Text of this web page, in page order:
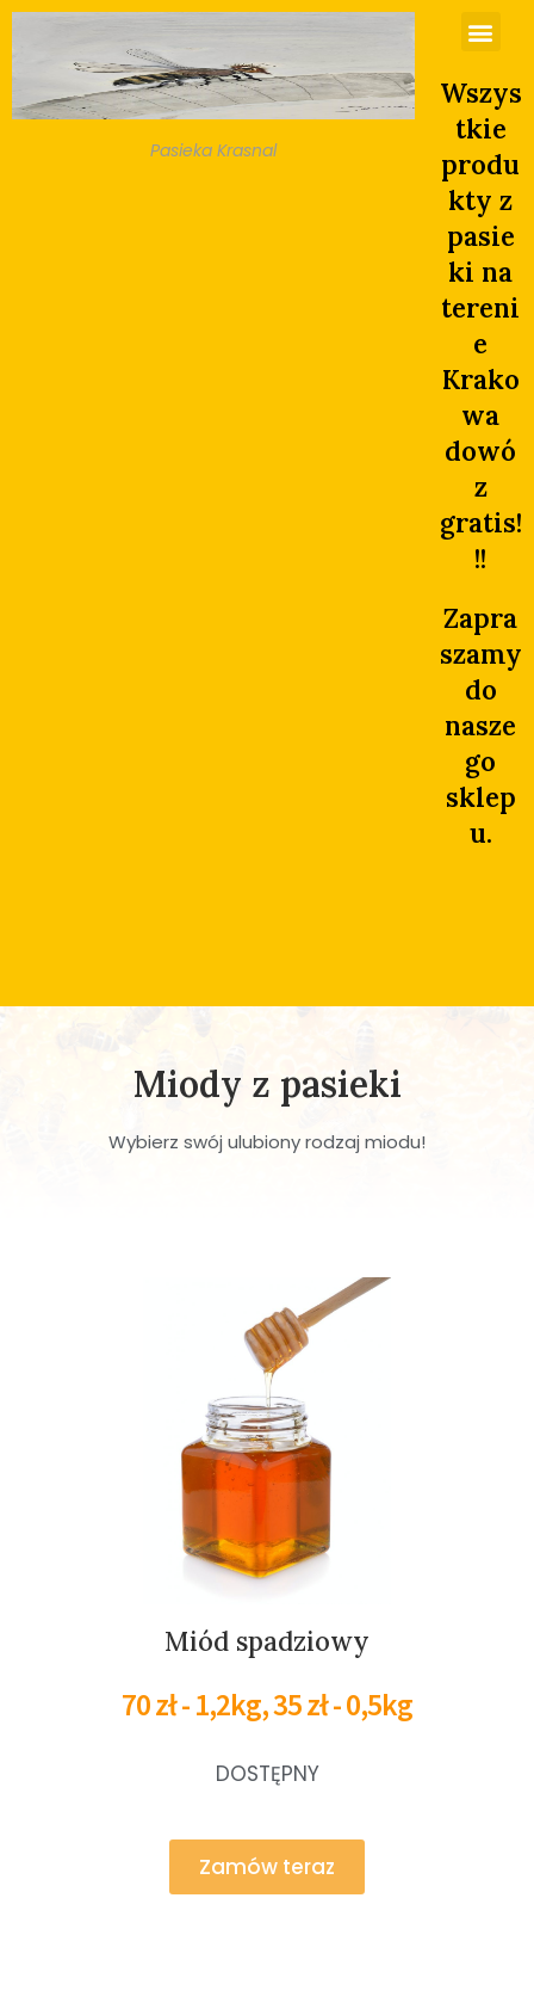
Pasieka Krasnal
Wszys
tkie
produ
kty z
pasie
ki na
tereni
e
Krako
wa
dowó
z
gratis!
!!
Zapra
szamy
do
nasze
go
sklep
u.
Miody z pasieki
Wybierz swój ulubiony rodzaj miodu!
Miód spadziowy
70 zł - 1,2kg, 35 zł - 0,5kg
DOSTĘPNY
Zamów teraz